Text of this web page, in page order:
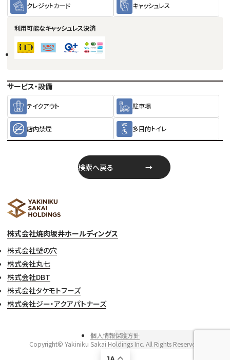
クレジットカード キャッシュレス
利用可能なキャッシュレス決済
サービス・設備
テイクアウト 駐車場
店内禁煙 多目的トイレ
検索へ戻る
株式会社焼肉坂井ホールディングス
株式会社壁の穴
株式会社丸七
株式会社DBT
株式会社タケモトフーズ
株式会社ジー・アクアパトナーズ
個人情報保護方針
Copyright© Yakiniku Sakai Holdings Inc. All Rights Reserved.